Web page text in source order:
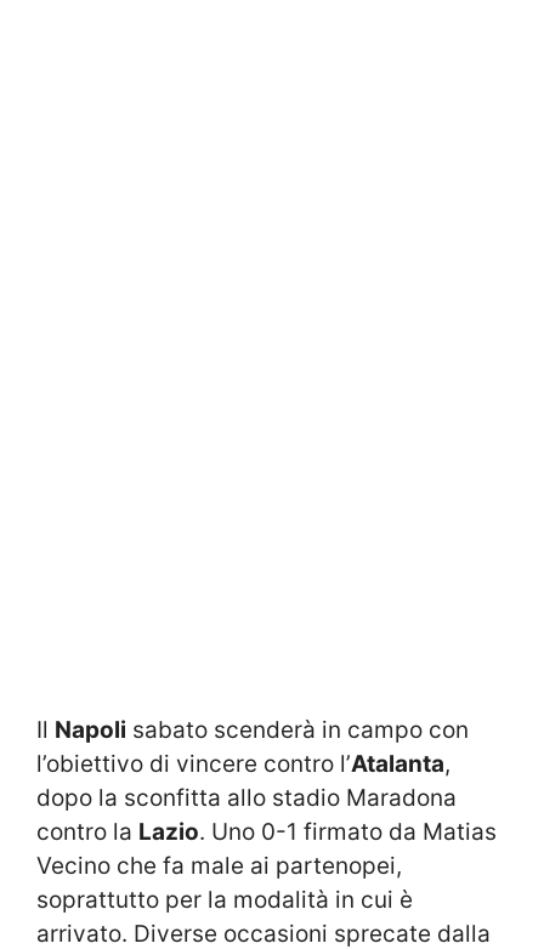
Il Napoli sabato scenderà in campo con
l’obiettivo di vincere contro l’Atalanta,
dopo la sconfitta allo stadio Maradona
contro la Lazio. Uno 0-1 firmato da Matias
Vecino che fa male ai partenopei,
soprattutto per la modalità in cui è
arrivato. Diverse occasioni sprecate dalla